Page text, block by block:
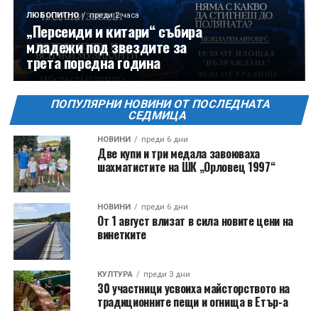
ЛЮБОПИТНО преди 2 часа
„Персеиди и китари“ събира
младежи под звездите за
трета поредна година
ПОПУЛЯРНИ НОВИНИ ОТ ПОСЛЕДНАТА
СЕДМИЦА
НОВИНИ преди 6 дни
Две купи и три медала завоюваха
шахматистите на ШК „Орловец 1997“
НОВИНИ преди 6 дни
От 1 август влизат в сила новите цени на
винетките
КУЛТУРА преди 3 дни
30 участници усвоиха майсторството на
традиционните пещи и огнища в Етър-а